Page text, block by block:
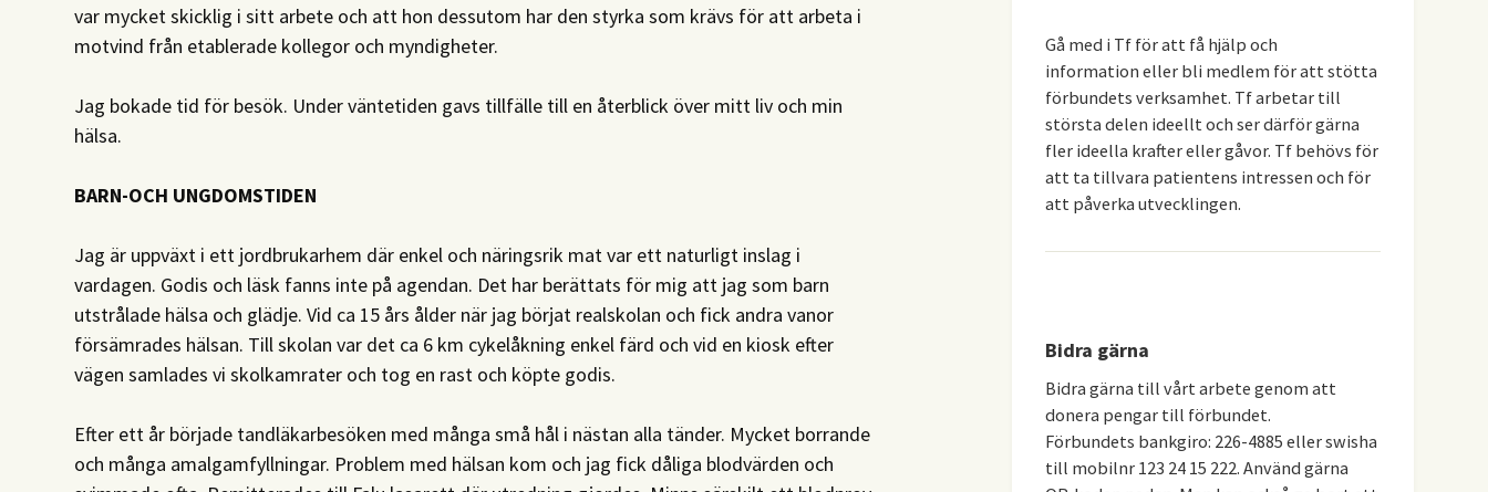
var mycket skicklig i sitt arbete och att hon dessutom har den styrka som krävs för att arbeta i
motvind från etablerade kollegor och myndigheter.
Jag bokade tid för besök. Under väntetiden gavs tillfälle till en återblick över mitt liv och min
hälsa.
BARN-OCH UNGDOMSTIDEN
Jag är uppväxt i ett jordbrukarhem där enkel och näringsrik mat var ett naturligt inslag i
vardagen. Godis och läsk fanns inte på agendan. Det har berättats för mig att jag som barn
utstrålade hälsa och glädje. Vid ca 15 års ålder när jag börjat realskolan och fick andra vanor
försämrades hälsan. Till skolan var det ca 6 km cykelåkning enkel färd och vid en kiosk efter
vägen samlades vi skolkamrater och tog en rast och köpte godis.
Efter ett år började tandläkarbesöken med många små hål i nästan alla tänder. Mycket borrande
och många amalgamfyllningar. Problem med hälsan kom och jag fick dåliga blodvärden och
Gå med i Tf för att få hjälp och
information eller bli medlem för att stötta
förbundets verksamhet. Tf arbetar till
största delen ideellt och ser därför gärna
fler ideella krafter eller gåvor. Tf behövs för
att ta tillvara patientens intressen och för
att påverka utvecklingen.
Bidra gärna
Bidra gärna till vårt arbete genom att
donera pengar till förbundet.
Förbundets bankgiro: 226-4885 eller swisha
till mobilnr 123 24 15 222. Använd gärna